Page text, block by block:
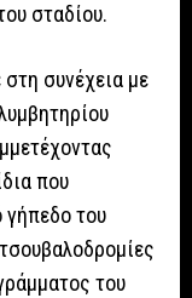
σταδίου.
συνέχεια με
που
γήπεδο του
του